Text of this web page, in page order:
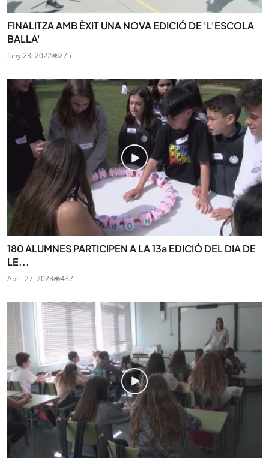
FINALITZA AMB ÈXIT UNA NOVA EDICIÓ DE 'L'ESCOLA
BALLA'
Juny 23, 2022 275
180 ALUMNES PARTICIPEN A LA 13a EDICIÓ DEL DIA DE
LE...
Abril 27, 2023 437